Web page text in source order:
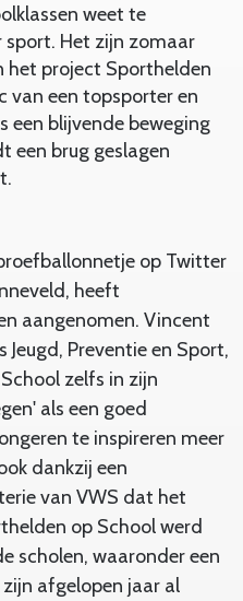
weet te
Het zijn zomaar
het project Sporthelden
van een topsporter en
een blijvende beweging
een brug geslagen
op Twitter
heeft
aangenomen. Vincent
Preventie en Sport,
zelfs in zijn
als een goed
te inspireren meer
dankzij een
van VWS dat het
op School werd
scholen, waaronder een
afgelopen jaar al